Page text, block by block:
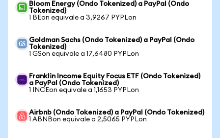
Bloom Energy (Ondo Tokenized) a PayPal (Ondo
Tokenized)
1 BEon equivale a 3,9267 PYPLon
Goldman Sachs (Ondo Tokenized) a PayPal (Ondo
Tokenized)
1 GSon equivale a 17,6480 PYPLon
Franklin Income Equity Focus ETF (Ondo Tokenized)
a PayPal (Ondo Tokenized)
1 INCEon equivale a 1,1653 PYPLon
Airbnb (Ondo Tokenized) a PayPal (Ondo Tokenized)
1 ABNBon equivale a 2,5065 PYPLon